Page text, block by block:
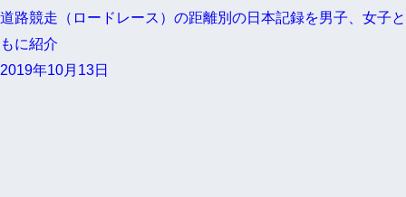
道路競走（ロードレース）の距離別の日本記録を男子、女子と
もに紹介
2019年10月13日